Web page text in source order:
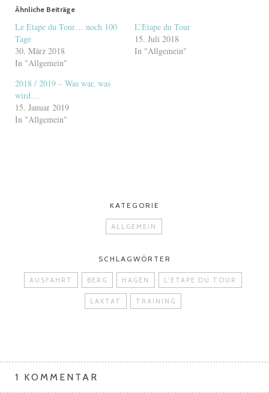
Ähnliche Beiträge
Le Etape du Tour… noch 100
Tage
30. März 2018
In "Allgemein"
L’Etape du Tour
15. Juli 2018
In "Allgemein"
2018 / 2019 – Was war, was
wird…
15. Januar 2019
In "Allgemein"
KATEGORIE
ALLGEMEIN
SCHLAGWÖRTER
AUSFAHRT BERG HAGEN L'ETAPE DU TOUR
LAKTAT TRAINING
1 KOMMENTAR